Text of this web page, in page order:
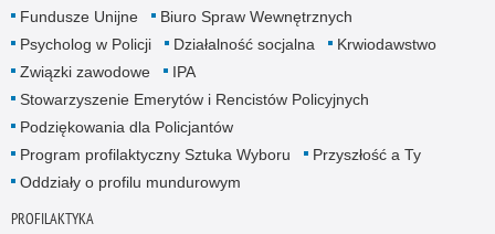
Fundusze Unijne
Biuro Spraw Wewnętrznych
Psycholog w Policji
Działalność socjalna
Krwiodawstwo
Związki zawodowe
IPA
Stowarzyszenie Emerytów i Rencistów Policyjnych
Podziękowania dla Policjantów
Program profilaktyczny Sztuka Wyboru
Przyszłość a Ty
Oddziały o profilu mundurowym
PROFILAKTYKA